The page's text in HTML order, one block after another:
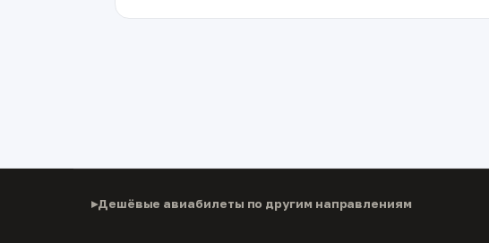
Дешёвые авиабилеты по другим направлениям